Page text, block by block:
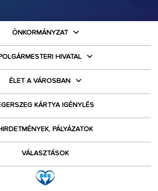
ÖNKORMÁNYZAT
HIVATAL
ÉLET A VÁROSBAN
KÁRTYA IGÉNYLÉS
PÁLYÁZATOK
VÁLASZTÁSOK